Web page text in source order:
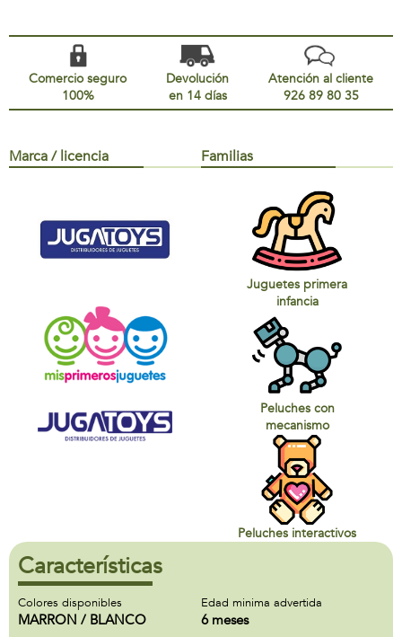
Comercio seguro
100%
Devolución
en 14 días
Atención al cliente
926 89 80 35
Marca / licencia Familias
Juguetes primera
infancia
Peluches con
mecanismo
Peluches interactivos
Características
Colores disponibles
MARRON / BLANCO
Edad minima advertida
6 meses